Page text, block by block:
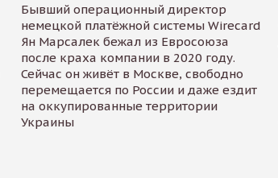
Бывший операционный директор
немецкой платёжной системы Wirecard
Ян Марсалек бежал из Евросоюза
после краха компании в 2020 году.
Сейчас он живёт в Москве, свободно
перемещается по России и даже ездит
на оккупированные территории
Украины